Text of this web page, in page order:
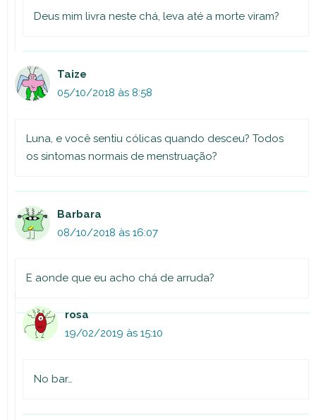
Deus mim livra neste chá, leva até a morte viram?
Taize
05/10/2018 às 8:58
Luna, e você sentiu cólicas quando desceu? Todos
os sintomas normais de menstruação?
Barbara
08/10/2018 às 16:07
E aonde que eu acho chá de arruda?
rosa
19/02/2019 às 15:10
No bar…